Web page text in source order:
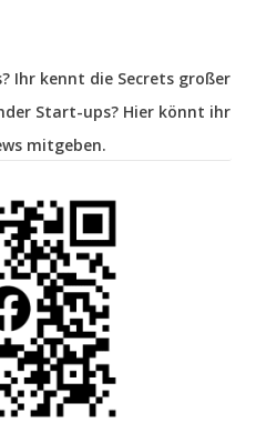
Ihr kennt die Secrets großer
Start-ups? Hier könnt ihr
mitgeben.